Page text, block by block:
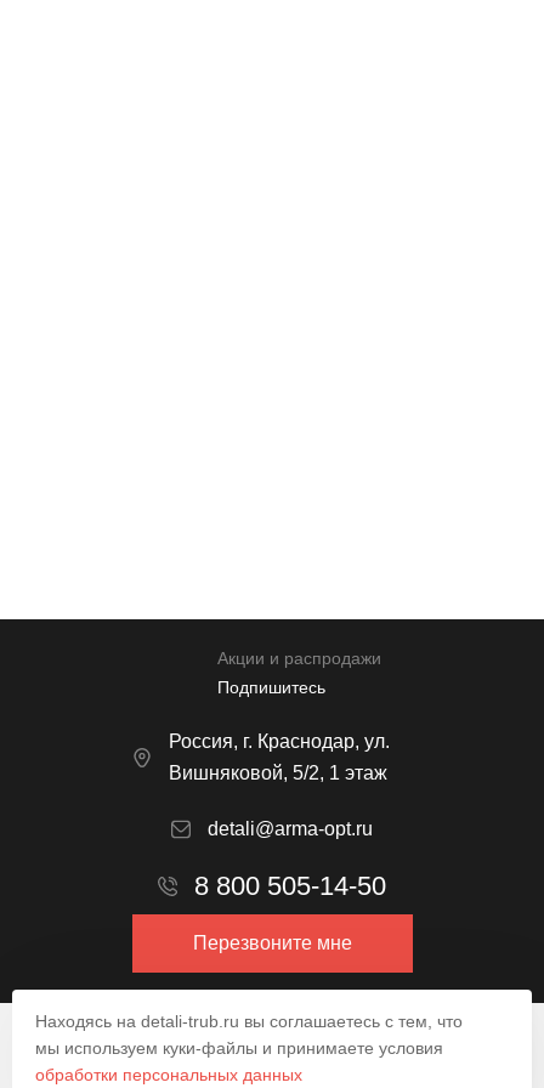
Акции и распродажи
Подпишитесь
Россия, г. Краснодар, ул.
Вишняковой, 5/2, 1 этаж
detali@arma-opt.ru
8 800 505-14-50
Перезвоните мне
Находясь на detali-trub.ru вы соглашаетесь с тем, что
мы используем куки-файлы и принимаете условия
обработки персональных данных